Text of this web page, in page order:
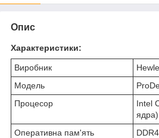
Опис
Характеристики:
Виробник
Модель
Процесор
Intel
ядра)
Оперативна пам'ять